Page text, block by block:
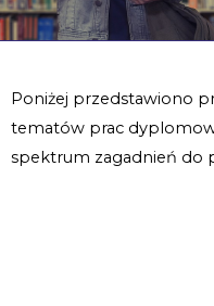
Poniżej przedstawiono
tematów prac
spektrum zagadnień do